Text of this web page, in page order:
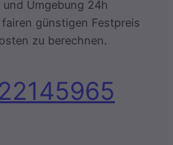
Umgebung 24h
günstigen Festpreis
zu berechnen.